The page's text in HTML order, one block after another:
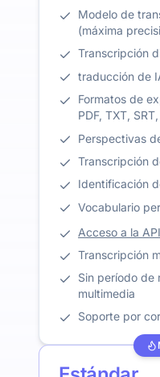
Modelo de
(máxima
Transcripción
traducción de
Formatos de
PDF, TXT,
Perspectivas
Transcripción
Identificación
Vocabulario
Acceso a la API
Transcripción
Sin período de
multimedia
Soporte por